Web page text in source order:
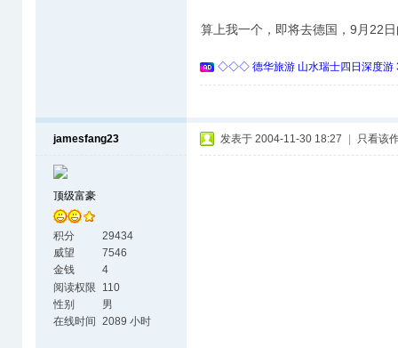
算上我一个，即将去德国，9月22
◇◇◇ 德华旅游 山水瑞士四日深度
jamesfang23
顶级富豪
积分
29434
威望
7546
金钱
4
阅读权限
110
性别
男
在线时间
2089 小时
发表于 2004-11-30 18:27 只看该